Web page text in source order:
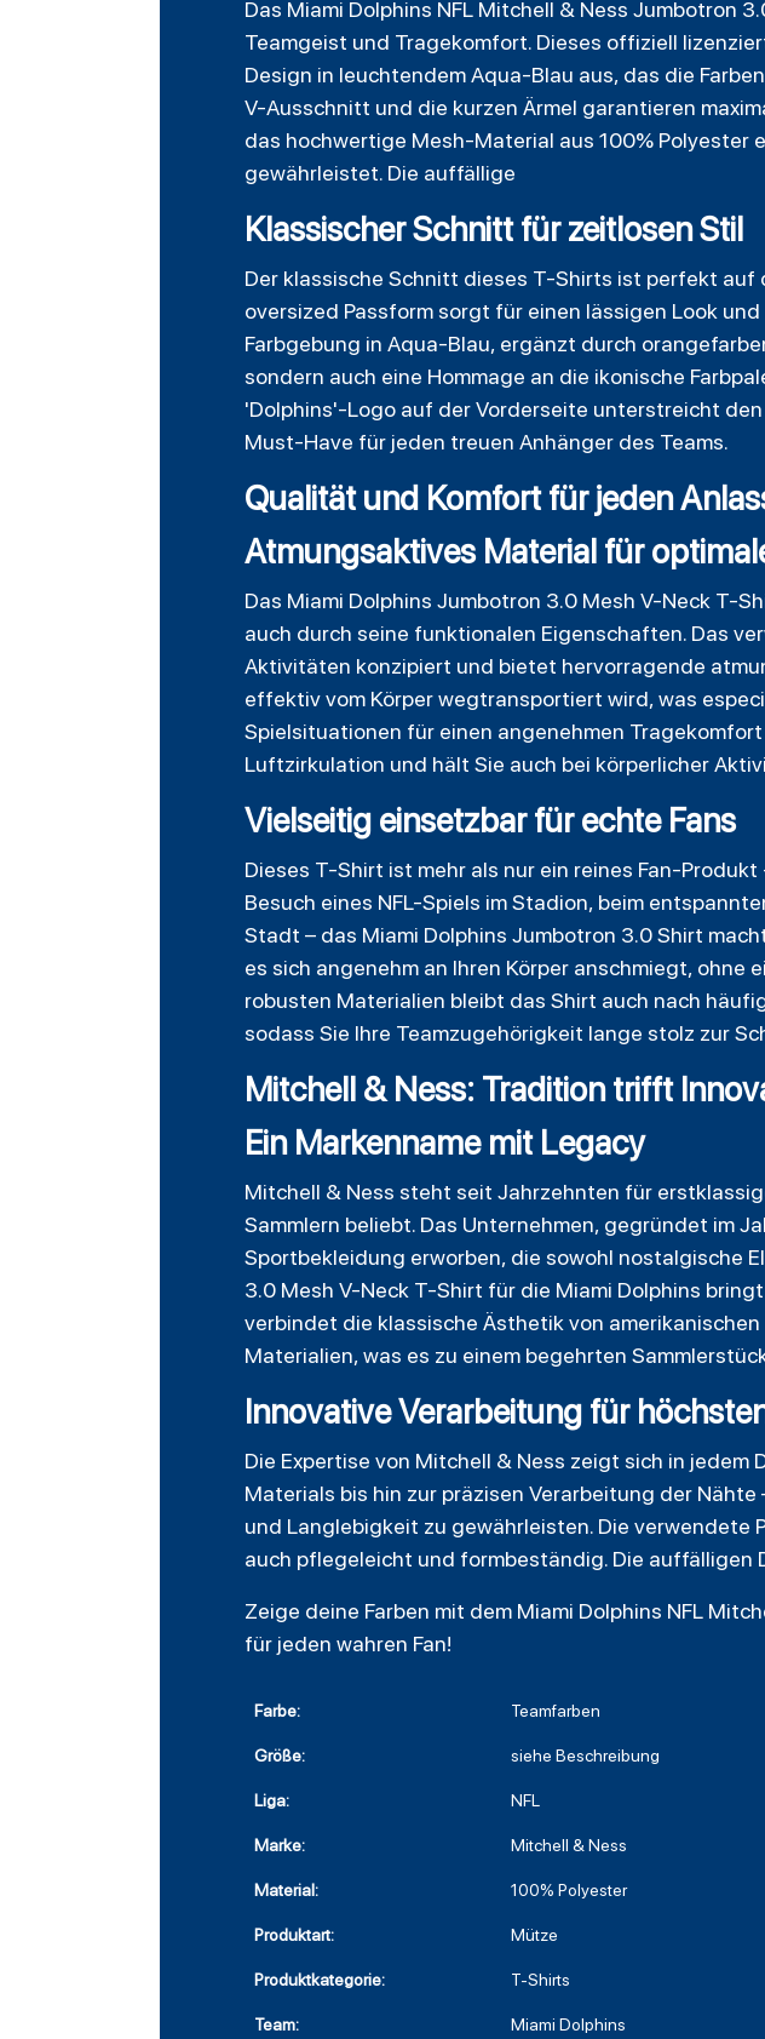
Das Miami Dolphins NFL Mitchell & Ness Jumbotron
Teamgeist und Tragekomfort. Dieses offiziell
Design in leuchtendem Aqua-Blau aus, das die
V-Ausschnitt und die kurzen Ärmel garantieren
das hochwertige Mesh-Material aus 100%
gewährleistet. Die auffällige
Klassischer Schnitt für zeitlosen Stil
Der klassische Schnitt dieses T-Shirts ist perfekt
oversized Passform sorgt für einen lässigen Look
Farbgebung in Aqua-Blau, ergänzt durch
sondern auch eine Hommage an die ikonische
'Dolphins'-Logo auf der Vorderseite unterstreicht
Must-Have für jeden treuen Anhänger des Teams.
Qualität und Komfort für jeden
Atmungsaktives Material für
Das Miami Dolphins Jumbotron 3.0 Mesh V-Neck T-
auch durch seine funktionalen Eigenschaften. Das
Aktivitäten konzipiert und bietet hervorragende
effektiv vom Körper wegtransportiert wird, was
Spielsituationen für einen angenehmen
Luftzirkulation und hält Sie auch bei körperlicher
Vielseitig einsetzbar für echte Fans
Dieses T-Shirt ist mehr als nur ein reines Fan-
Besuch eines NFL-Spiels im Stadion, beim
Stadt – das Miami Dolphins Jumbotron 3.0 Shirt
es sich angenehm an Ihren Körper anschmiegt,
robusten Materialien bleibt das Shirt auch nach
sodass Sie Ihre Teamzugehörigkeit lange stolz zur
Mitchell & Ness: Tradition trifft
Ein Markenname mit Legacy
Mitchell & Ness steht seit Jahrzehnten für
Sammlern beliebt. Das Unternehmen, gegründet im
Sportbekleidung erworben, die sowohl nostalgische
3.0 Mesh V-Neck T-Shirt für die Miami Dolphins
verbindet die klassische Ästhetik von
Materialien, was es zu einem begehrten
Innovative Verarbeitung für
Die Expertise von Mitchell & Ness zeigt sich in
Materials bis hin zur präzisen Verarbeitung der
und Langlebigkeit zu gewährleisten. Die
auch pflegeleicht und formbeständig. Die auffälligen
Zeige deine Farben mit dem Miami Dolphins NFL
für jeden wahren Fan!
Farbe: Teamfarben
Größe: siehe Beschreibung
Liga: NFL
Marke: Mitchell & Ness
Material: 100% Polyester
Produktart: Mütze
Produktkategorie: T-Shirts
Team: Miami Dolphins